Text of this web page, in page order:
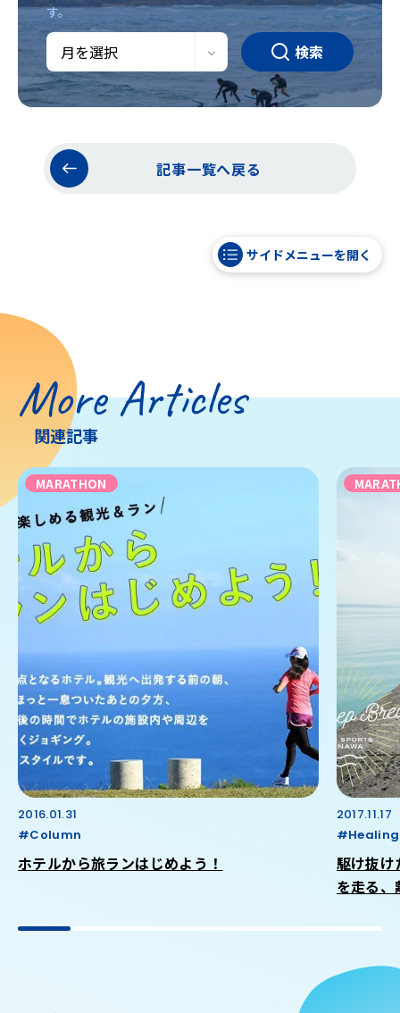
す。
検索
記事一覧へ戻る
サイドメニューを開く
More Articles
関連記事
MARATHON
2016.01.31
#Column
ホテルから旅ランはじめよう！
2017.11.17
駆け抜け
を走る